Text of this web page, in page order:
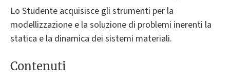
Lo Studente acquisisce gli strumenti per la
modellizzazione e la soluzione di problemi inerenti la
statica e la dinamica dei sistemi materiali.
Contenuti